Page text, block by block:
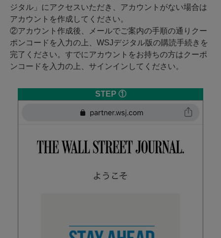
ジタル」にアクセスいただき、アカウントがない場合は
アカウントを作成してください。
②アカウント作成後、メールでご案内の手順の通りクー
ポンコードを入力の上、WSJデジタル版の購読手続きを
完了ください。すでにアカウントをお持ちの方はクーポ
ンコードを入力の上、サインインしてください。
STEP ①